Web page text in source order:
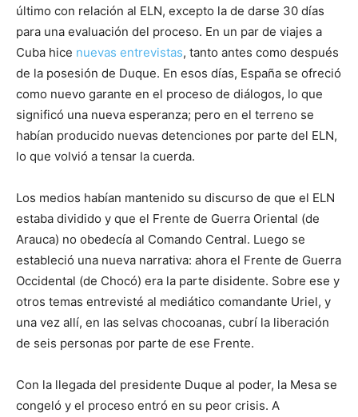
último con relación al ELN, excepto la de darse 30 días
para una evaluación del proceso. En un par de viajes a
Cuba hice nuevas entrevistas, tanto antes como después
de la posesión de Duque. En esos días, España se ofreció
como nuevo garante en el proceso de diálogos, lo que
significó una nueva esperanza; pero en el terreno se
habían producido nuevas detenciones por parte del ELN,
lo que volvió a tensar la cuerda.
Los medios habían mantenido su discurso de que el ELN
estaba dividido y que el Frente de Guerra Oriental (de
Arauca) no obedecía al Comando Central. Luego se
estableció una nueva narrativa: ahora el Frente de Guerra
Occidental (de Chocó) era la parte disidente. Sobre ese y
otros temas entrevisté al mediático comandante Uriel, y
una vez allí, en las selvas chocoanas, cubrí la liberación
de seis personas por parte de ese Frente.
Con la llegada del presidente Duque al poder, la Mesa se
congeló y el proceso entró en su peor crisis. A